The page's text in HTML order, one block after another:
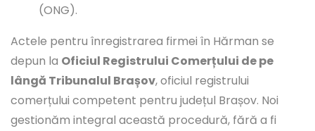
(ONG).
Actele pentru înregistrarea firmei în Hărman se
depun la Oficiul Registrului Comerțului de pe
lângă Tribunalul Brașov, oficiul registrului
comerțului competent pentru județul Brașov. Noi
gestionăm integral această procedură, fără a fi